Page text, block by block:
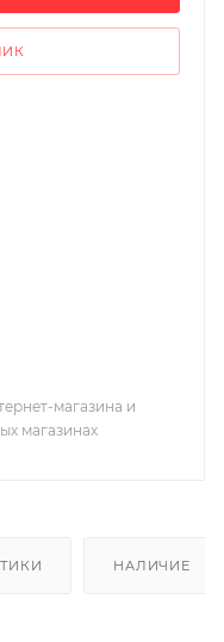
магазина и
магазинах
НАЛИЧИЕ